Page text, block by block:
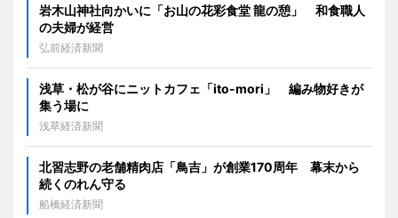
岩木山神社向かいに「お山の花彩食堂 龍の憩」 和食職人
の夫婦が経営
弘前経済新聞
浅草・松が谷にニットカフェ「ito-mori」 編み物好きが
集う場に
浅草経済新聞
北習志野の老舗精肉店「鳥吉」が創業170周年 幕末から
続くのれん守る
船橋経済新聞